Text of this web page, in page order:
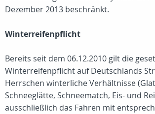
Dezember 2013 beschränkt.
Winterreifenpflicht
Bereits seit dem 06.12.2010 gilt die
Winterreifenpflicht auf Deutschlands
Herrschen winterliche Verhältnisse
Schneeglätte, Schneematch, Eis- und
ausschließlich das Fahren mit